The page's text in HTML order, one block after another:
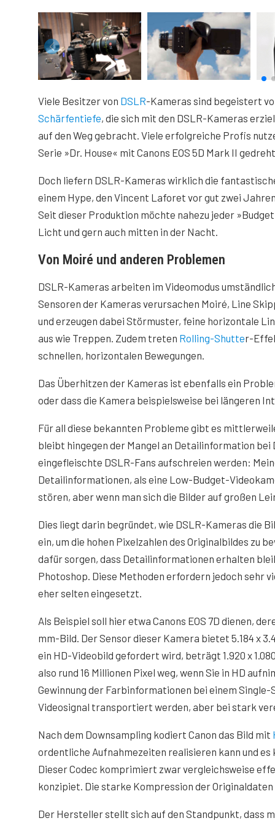
Viele Besitzer von DSLR-Kameras sind begeistert
Schärfentiefe, die sich mit den DSLR-Kameras
auf den Weg gebracht. Viele erfolgreiche Profis
Serie »Dr. House« mit Canons EOS 5D Mark II
Doch liefern DSLR-Kameras wirklich die
einem Hype, den Vincent Laforet vor gut zwei
Seit dieser Produktion möchte nahezu jeder
Licht und gern auch mitten in der Nacht.
Von Moiré und anderen Problemen
DSLR-Kameras arbeiten im Videomodus
Sensoren der Kameras verursachen Moiré, Line
und erzeugen dabei Störmuster, feine horizontale
aus wie Treppen. Zudem treten Rolling-Shutter-
schnellen, horizontalen Bewegungen.
Das Überhitzen der Kameras ist ebenfalls ein
oder dass die Kamera beispielsweise bei längeren
Für all diese bekannten Probleme gibt es
bleibt hingegen der Mangel an Detailinformation
eingefleischte DSLR-Fans aufschreien werden:
Detailinformationen, als eine Low-Budget-
stören, aber wenn man sich die Bilder auf großen
Dies liegt darin begründet, wie DSLR-Kameras die
ein, um die hohen Pixelzahlen des Originalbildes zu
dafür sorgen, dass Detailinformationen erhalten
Photoshop. Diese Methoden erfordern jedoch sehr
eher selten eingesetzt.
Als Beispiel soll hier etwa Canons EOS 7D dienen,
mm-Bild. Der Sensor dieser Kamera bietet 5.184 x
ein HD-Videobild gefordert wird, beträgt 1.920 x
also rund 16 Millionen Pixel weg, wenn Sie in HD
Gewinnung der Farbinformationen bei einem
Videosignal transportiert werden, aber bei stark
Nach dem Downsampling kodiert Canon das Bild mit
ordentliche Aufnahmezeiten realisieren kann und
Dieser Codec komprimiert zwar vergleichsweise
konzipiet. Die starke Kompression der
Der Hersteller stellt sich auf den Standpunkt, dass